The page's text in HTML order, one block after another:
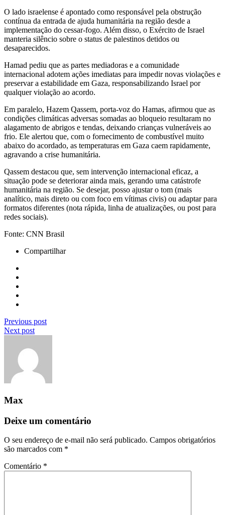
O lado israelense é apontado como responsável pela obstrução
contínua da entrada de ajuda humanitária na região desde a
implementação do cessar-fogo. Além disso, o Exército de Israel
manteria silêncio sobre o status de palestinos detidos ou
desaparecidos.
Hamad pediu que as partes mediadoras e a comunidade
internacional adotem ações imediatas para impedir novas violações e
preservar a estabilidade em Gaza, responsabilizando Israel por
qualquer violação ao acordo.
Em paralelo, Hazem Qassem, porta-voz do Hamas, afirmou que as
condições climáticas adversas somadas ao bloqueio resultaram no
alagamento de abrigos e tendas, deixando crianças vulneráveis ao
frio. Ele alertou que, com o fornecimento de combustível muito
abaixo do acordado, as temperaturas em Gaza caem rapidamente,
agravando a crise humanitária.
Qassem destacou que, sem intervenção internacional eficaz, a
situação pode se deteriorar ainda mais, gerando uma catástrofe
humanitária na região. Se desejar, posso ajustar o tom (mais
analítico, mais direto ou com foco em vítimas civis) ou adaptar para
formatos diferentes (nota rápida, linha de atualizações, ou post para
redes sociais).
Fonte: CNN Brasil
Compartilhar
Previous post
Next post
Max
Deixe um comentário
O seu endereço de e-mail não será publicado. Campos obrigatórios
são marcados com *
Comentário *